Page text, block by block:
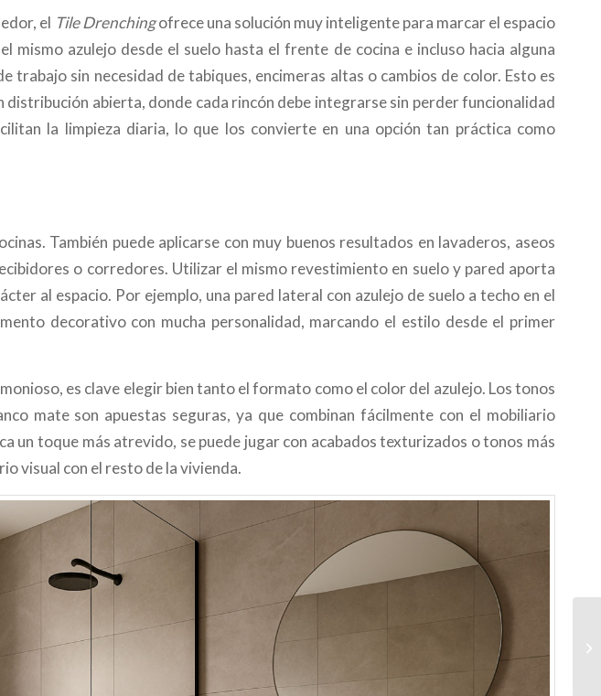
el Tile Drenchingofrece una solución muy inteligente para marcar el espacio
mismo azulejo desde el suelo hasta el frente de cocina e incluso hacia alguna
trabajo sin necesidad de tabiques, encimeras altas o cambios de color. Esto es
distribución abierta, donde cada rincón debe integrarse sin perder funcionalidad
la limpieza diaria, lo que los convierte en una opción tan práctica como
También puede aplicarse con muy buenos resultados en lavaderos, aseos
o corredores. Utilizar el mismo revestimiento en suelo y pared aporta
al espacio. Por ejemplo, una pared lateral con azulejo de suelo a techo en el
decorativo con mucha personalidad, marcando el estilo desde el primer
es clave elegir bien tanto el formato como el color del azulejo. Los tonos
mate son apuestas seguras, ya que combinan fácilmente con el mobiliario
un toque más atrevido, se puede jugar con acabados texturizados o tonos más
visual con el resto de la vivienda.